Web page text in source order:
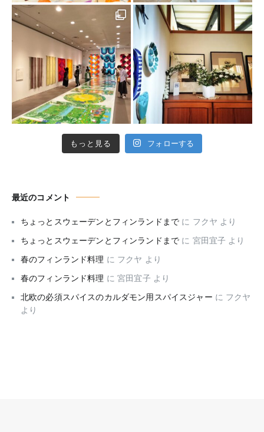
もっと見る フォローする
最近のコメント
ちょっとスウェーデンとフィンランドまで に フクヤ より
ちょっとスウェーデンとフィンランドまで に 宮田宜子 より
春のフィンランド料理 に フクヤ より
春のフィンランド料理 に宮田宜子 より
北欧の必須スパイスのカルダモン用スパイスジャー に フクヤ
より